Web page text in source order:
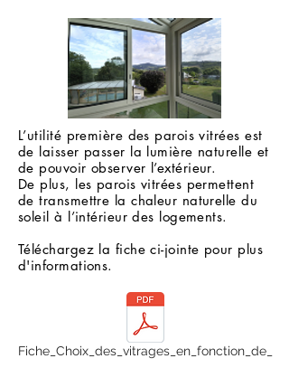
L’utilité première des parois vitrées est
de laisser passer la lumière naturelle et
de pouvoir observer l’extérieur.
De plus, les parois vitrées permettent
de transmettre la chaleur naturelle du
soleil à l’intérieur des logements.
Téléchargez la fiche ci-jointe pour plus
d'informations.
Fiche_Choix_des_vitrages_en_fonction_de_